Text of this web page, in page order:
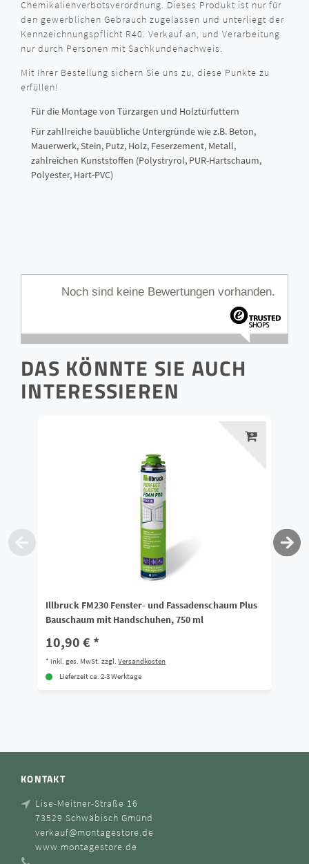
Chemikalienverbotsverordnung. Dieses Produkt ist nur für
den gewerblichen Gebrauch zugelassen und unterliegt der
Kennzeichnungspflicht R40. Verkauf an, und Verarbeitung
nur durch Personen mit Sachkundenachweis.
Mit Ihrer Bestellung sichern Sie uns zu, diese Punkte zu
erfüllen!
Für die Montage von Türzargen und Holztürfuttern
Für zahllreiche bauübliche Untergründe wie z.B. Beton,
Mauerwerk, Stein, Putz, Holz, Feserzement, Metall,
zahlreichen Kunststoffen (Polystryrol, PUR-Hartschaum,
Polyester, Hart-PVC)
Noch sind keine Bewertungen vorhanden.
DAS KÖNNTE SIE AUCH
INTERESSIEREN
Illbruck FM230 Fenster- und Fassadenschaum Plus
Bauschaum mit Handschuhen, 750 ml
10,90 € *
*inkl. ges. MwSt. zzgl.Versandkosten
Lieferzeit ca. 2-3 Werktage
KONTAKT
Lise-Meitner-Straße 16
73529 Schwäbisch Gmünd
verkauf@montagestore.de
www.montagestore.de